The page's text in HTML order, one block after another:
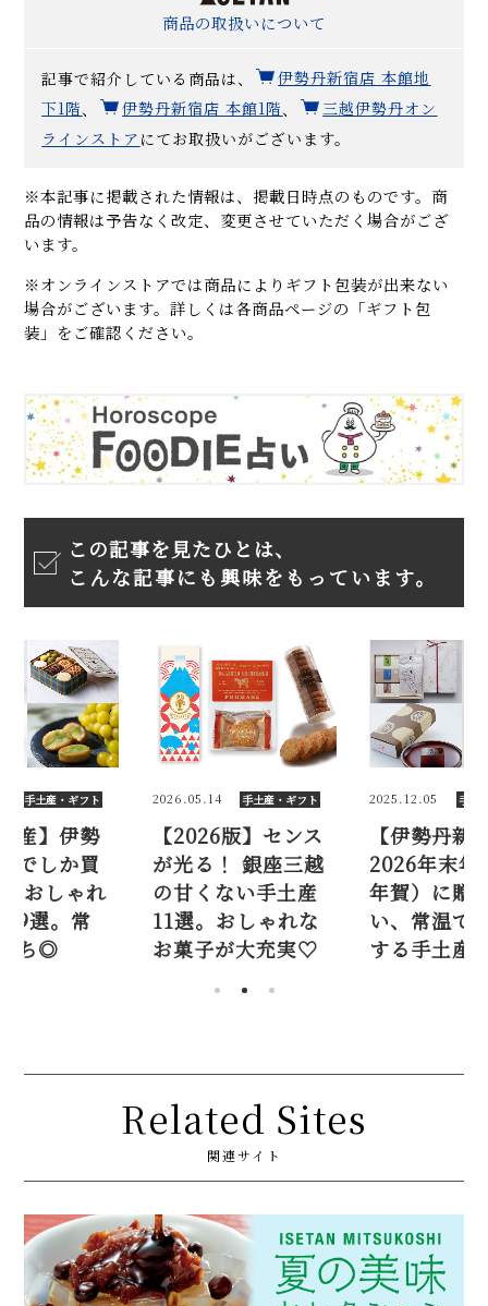
商品の取扱いについて
記事で紹介している商品は、 伊勢丹新宿店本館地
下1階、 伊勢丹新宿店本館1階、
三越伊勢丹オン
ラインストア にてお取扱いがございます。
※本記事に掲載された情報は、掲載日時点のものです。商
品の情報は予告なく改定、変更させていただく場合がござ
います。
※オンラインストアでは商品によりギフト包装が出来ない
場合がございます。詳しくは各商品ページの「ギフト包
装」をご確認ください。
この記事を見たひとは、
こんな記事にも興味をもっています。
手土産・ギフト
】センス
銀座三越
い手土産
しゃれな
大充実♡
2025.12.05 手土産・ギフト
【伊勢丹新宿店】
2026年末年始（お
年賀）に贈りた
い、常温で日持ち
する手土産6選
2026.07.21 手土
【東京土産
丹新宿店で
えない！ お
なお菓子9
温、日持ち
Related Sites
関連サイト